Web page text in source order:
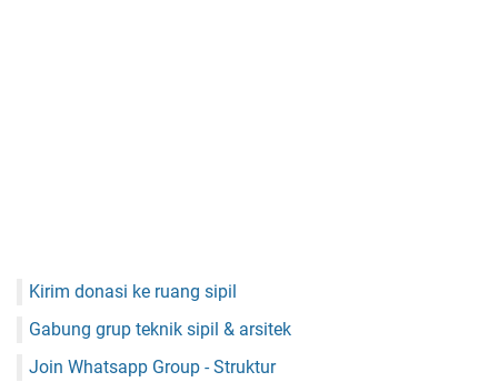
Kirim donasi ke ruang sipil
Gabung grup teknik sipil & arsitek
Join Whatsapp Group - Struktur